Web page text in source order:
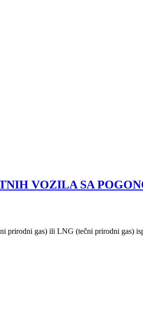
VOZILA SA
prirodni gas) ili LNG (tečni prirodni gas)